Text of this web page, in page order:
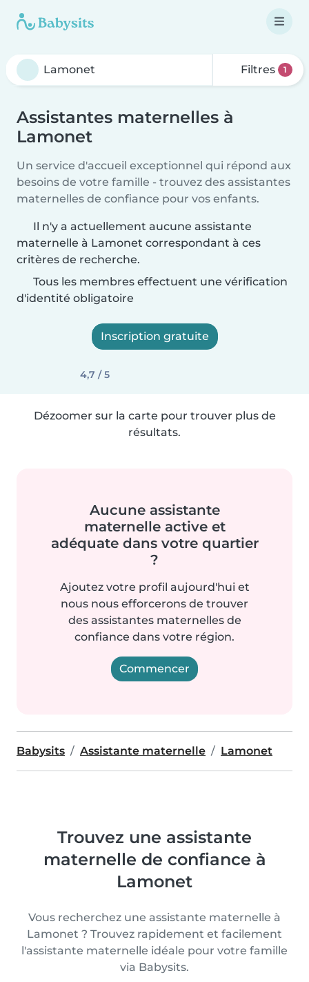
Filtres 1
Assistantes maternelles à
Lamonet
Un service d'accueil exceptionnel qui répond aux
besoins de votre famille - trouvez des assistantes
maternelles de confiance pour vos enfants.
Il n'y a actuellement aucune assistante
maternelle à Lamonet correspondant à ces
critères de recherche.
Tous les membres effectuent une vérification
d'identité obligatoire
Inscription gratuite
4,7 / 5
Dézoomer sur la carte pour trouver plus de
résultats.
Aucune assistante
maternelle active et
adéquate dans votre quartier
?
Ajoutez votre profil aujourd'hui et
nous nous efforcerons de trouver
des assistantes maternelles de
confiance dans votre région.
Commencer
Babysits Assistante maternelle Lamonet
Trouvez une assistante
maternelle de confiance à
Lamonet
Vous recherchez une assistante maternelle à
Lamonet ? Trouvez rapidement et facilement
l'assistante maternelle idéale pour votre famille
via Babysits.